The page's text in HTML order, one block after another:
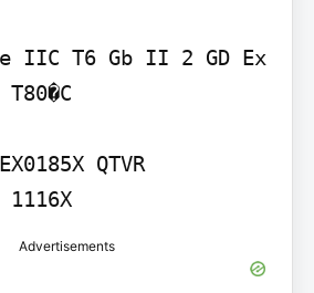
IIC T6 Gb II 2 GD Ex
QTVR
1116X
Advertisements